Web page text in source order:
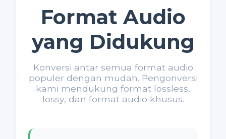
Format Audio
yang Didukung
Konversi antar semua format audio
populer dengan mudah. Pengonversi
kami mendukung format lossless,
lossy, dan format audio khusus.